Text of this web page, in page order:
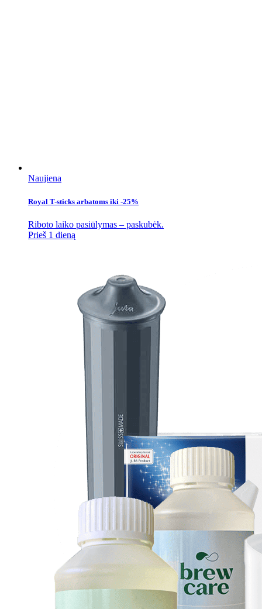
Naujiena
Royal T-sticks arbatoms iki -25%
Riboto laiko pasiūlymas – paskubėk.
Prieš 1 dieną